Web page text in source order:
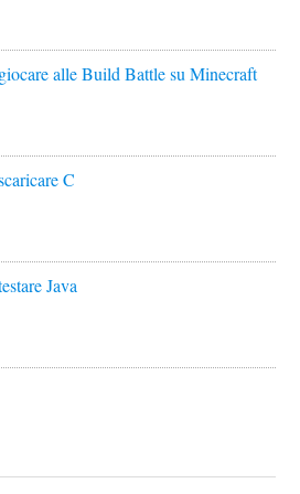
alle Build Battle su Minecraft
C
Java